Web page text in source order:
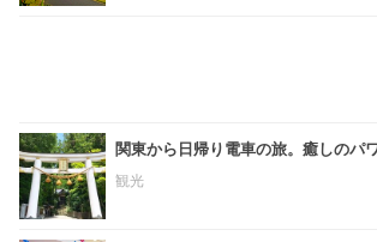
関東から日帰り電車の旅。癒しのパ
観光